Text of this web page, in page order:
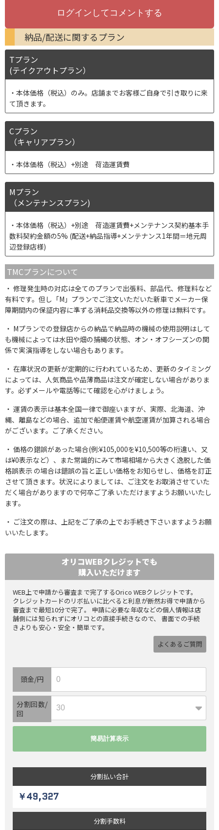
納品/配送に関するプラン
Tプラン
(テイクアウトプラン）
本体価格（税込）のみ。店舗までお客様ご自身で引き取りに来
て頂きます。
Cプラン
（キャリアプラン）
本体価格（税込）+別途 荷造運賃費
Mプラン
（メンテナンスプラン)
本体価格（税込）+別途 荷造運賃費+メンテナンス契約基本手
数料契約金額の5% (配送+納品指導+メンテナンス1年間＝地元周
辺登録店様)
TMCプランについて
修理発生時の対応は全てのプランで出張料、部品代、修理料など
有料です。但し「M」プランでご注文いただいた新車でメーカー保
障期間内の保証内容に準ずる消耗品交換等以外の修理は無料です。
Mプランでの登録店からの納品で納品時の機械の使用説明はして
も機械によっては水田や畑の捕縄の状態、オン・オフシーズンの関
係で実演指導をしない場合もあります。
在庫状況の更新が定期的に行われているため、更新のタイミング
によっては、人気商品や品薄商品は注文が確定しない場合がありま
す。必ずメールや電話等にて確認を心がけましょう。
運賃の表示は基本全国一律で御座いますが、実際、北海道、沖
縄、離島などの場合、追加で船便運賃や航空運賃が加算される場合
がございます。ご了承ください。
価格の錯誤があった場合(例:¥105,000を¥10,500等の桁違い、又
は¥0表示など）、また常識的にみて市場相場から大きく逸脱した価
格誤表示 の場合は錯誤の旨と正しい価格をお知らせし、価格を訂正
させて頂きます。状況によりましては、ご注文をお取消させていた
だく場合がありますので何卒ご了承 いただけますようお願いいたし
ます。
ご注文の際は、上記をご了承の上でお手続き下さいますようお願
いいたします。
オリコWEBクレジットでも
購入いただけます
WEB上で申請から審査まで完了するOrico WEBクレジットです。
クレジットカードのリボ払いに比べると利息が断然お得で申請から
審査まで最短10分で完了。 申請に必要な年収などの個人情報は店
舗側には知られずにオリコとの直接手続きなので、 書面での手続
きよりも安心・安全・簡単です。
よくあるご質問
頭金/円
分割回数/
回
分割払い合計
￥49,327
分割手数料